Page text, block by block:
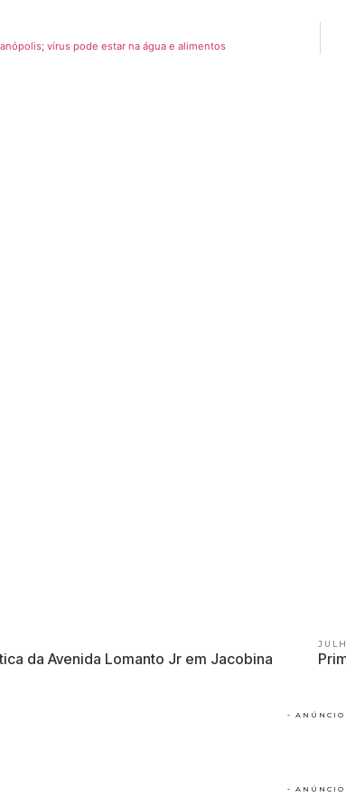
vírus pode estar na água e alimentos
da Avenida Lomanto Jr em Jacobina
- ANÚNCIO
- ANÚNCIO